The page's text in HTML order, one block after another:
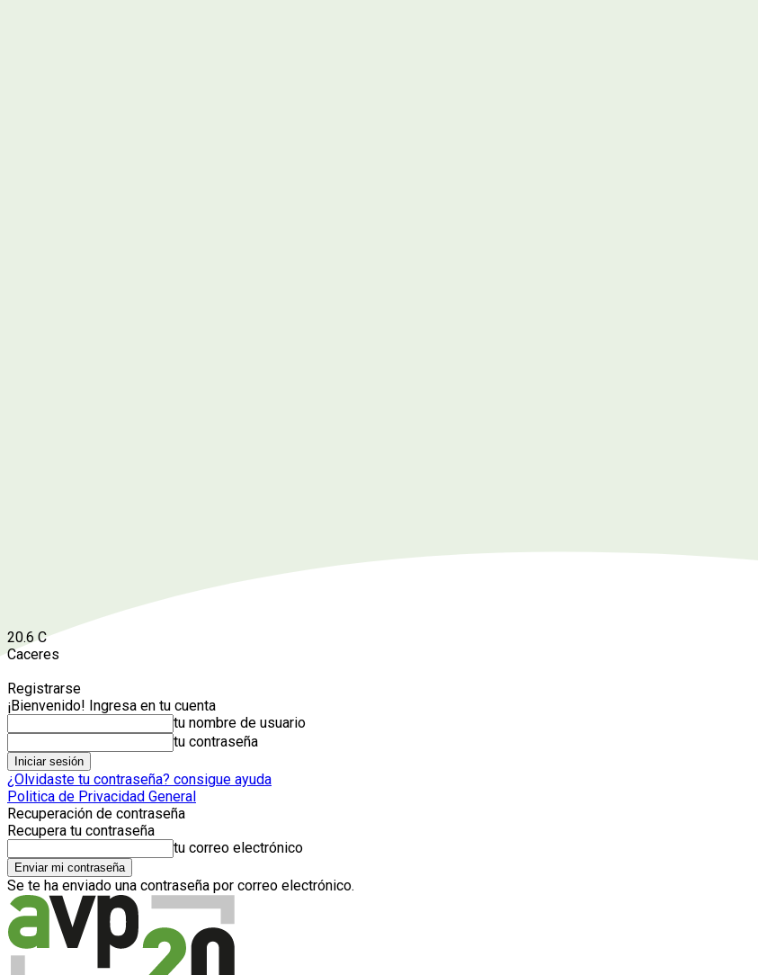
20.6 C
Caceres
Registrarse
¡Bienvenido! Ingresa en tu cuenta
tu nombre de usuario
tu contraseña
¿Olvidaste tu contraseña? consigue ayuda
Politica de Privacidad General
Recuperación de contraseña
Recupera tu contraseña
tu correo electrónico
Se te ha enviado una contraseña por correo electrónico.